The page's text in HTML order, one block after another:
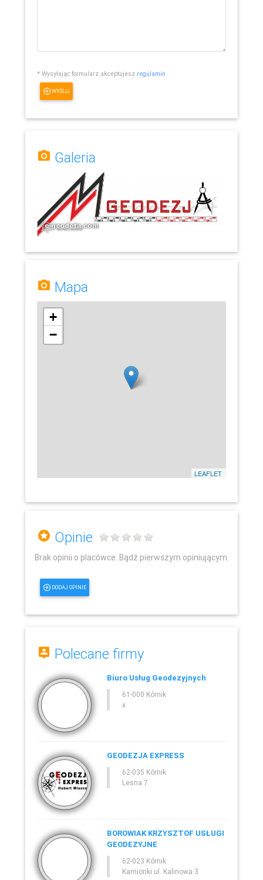
* Wysyłając formularz akceptujesz regulamin
WYŚLIJ
Galeria
Mapa
+
−
LEAFLET
Opinie
Brak opinii o placówce. Bądź pierwszym opiniującym.
DODAJ OPINIE
Polecane firmy
Biuro Usług Geodezyjnych
61-000 Kórnik
x
GEODEZJA EXPRESS
62-035 Kórnik
Lesna 7
BOROWIAK KRZYSZTOF USŁUGI
GEODEZYJNE
62-023 Kórnik
Kamionki ul. Kalinowa 3